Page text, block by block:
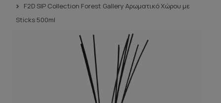
F2D S|P Collection Forest Gallery Αρωματικό Χώρου με
Sticks 500ml